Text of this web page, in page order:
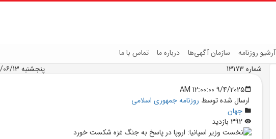
آرشیو روزنامه سازمان آگهی‌ها درباره ما تماس با ما
شماره 13173
پنجشنبه 1404/06/13
9/4/2025 12:00:00 AM
ارسال شده توسط روزنامه جمهوری اسلامی
جهان